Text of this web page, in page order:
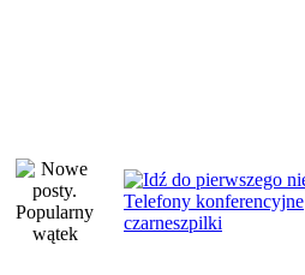
Telefony konferencyjne
czarneszpilki